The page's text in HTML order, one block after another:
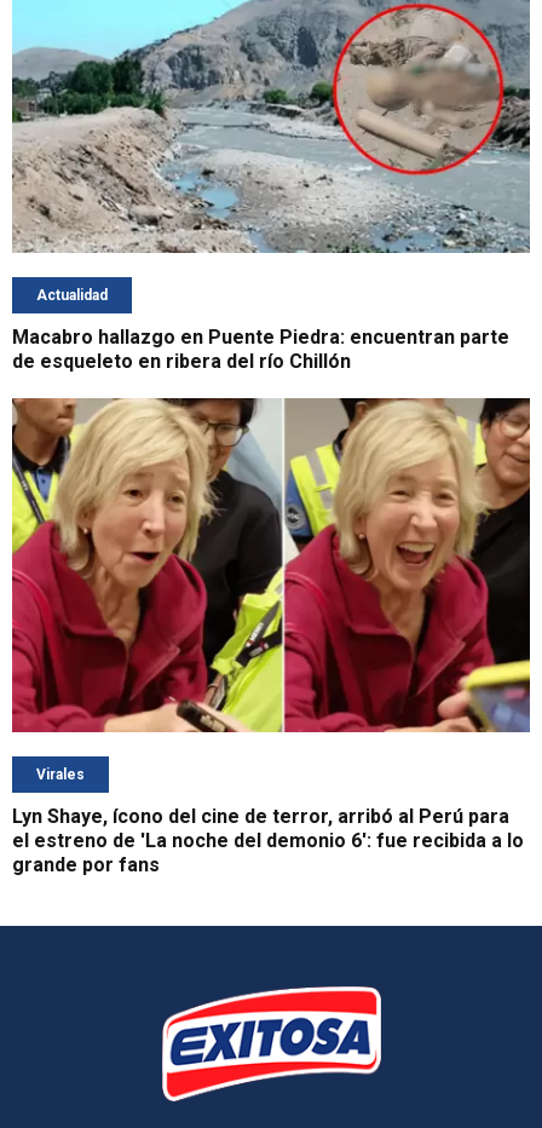
Actualidad
Macabro hallazgo en Puente Piedra: encuentran parte
de esqueleto en ribera del río Chillón
Virales
Lyn Shaye, ícono del cine de terror, arribó al Perú para
el estreno de 'La noche del demonio 6': fue recibida a lo
grande por fans